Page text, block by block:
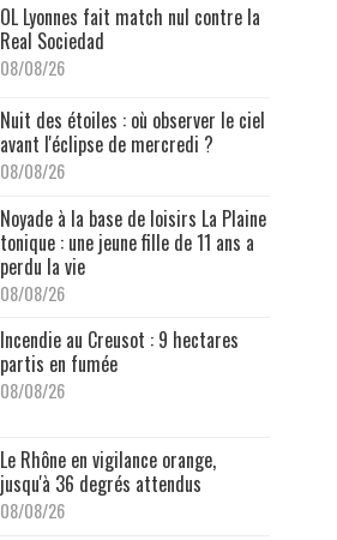
OL Lyonnes fait match nul contre la
Real Sociedad
08/08/26
Nuit des étoiles : où observer le ciel
avant l'éclipse de mercredi ?
08/08/26
Noyade à la base de loisirs La Plaine
tonique : une jeune fille de 11 ans a
perdu la vie
08/08/26
Incendie au Creusot : 9 hectares
partis en fumée
08/08/26
Le Rhône en vigilance orange,
jusqu'à 36 degrés attendus
08/08/26